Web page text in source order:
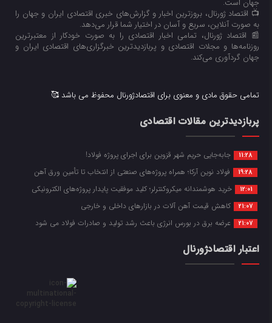
جهان است.
📺 اقتصاد ژورنال، بروزترین اخبار و گزارش‌های خبری اقتصادی ایران و جهان را
به صورت آنلاین، سریع و آسان در اختیار شما قرار می‌‌دهد.
📰 اقتصاد ژورنال، تمامی اخبار اقتصادی را به صورت خودکار از معتبرترین
روزنامه‌ها و مجلات اقتصادی و پربازدیدترین خبرگزاری‌های اقتصادی ایران و
جهان گردآوری می‌کند.
تمامی حقوق مادی و معنوی برای اقتصادژورنال محفوظ می باشد 🥰
پربازدیدترین مقالات اقتصادی
11:28 جابه‌جایی حریم شهر قزوین برای اجرای پروژه فولاد!
19:28 فولاد نوین آرکا؛ همراه پروژه‌های صنعتی از انتخاب تا تأمین ورق آهن
12:01 خرید هوشمندانه میکروکنترلر؛ کلید موفقیت پایدار پروژه‌های الکترونیکی
21:07 کاهش قیمت آهن آلات در بازارهای داخلی و خارجی
21:07 عرضه برق در بورس انرژی باعث رشد تولید و صادرات فولاد می شود
اعتبار اقتصادژورنال